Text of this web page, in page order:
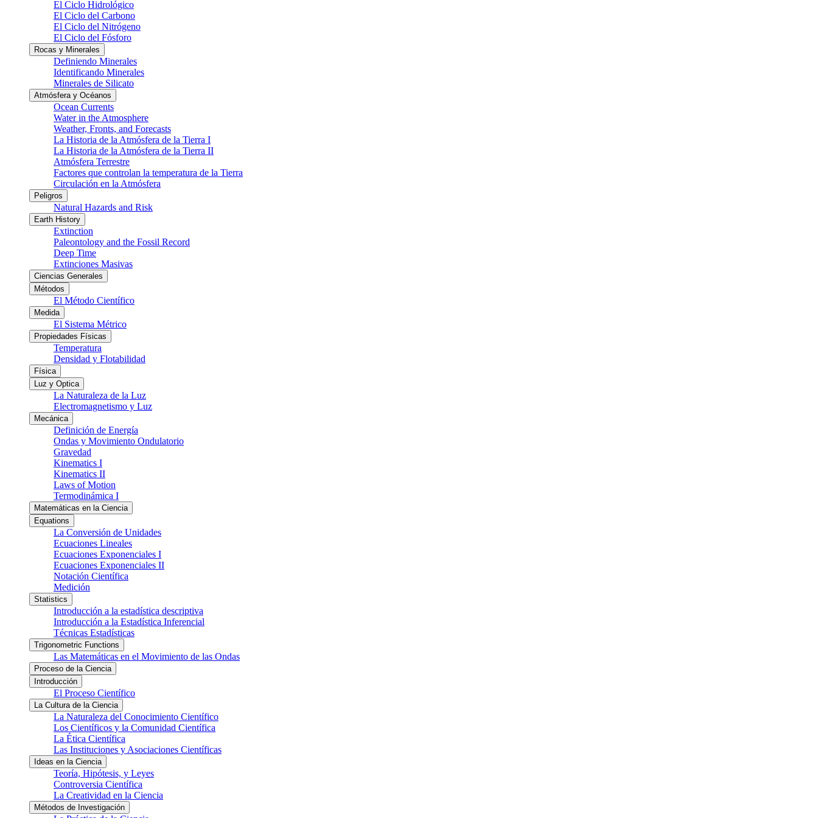
El Ciclo Hidrológico
El Ciclo del Carbono
El Ciclo del Nitrógeno
El Ciclo del Fósforo
Rocas y Minerales
Definiendo Minerales
Identificando Minerales
Minerales de Silicato
Atmósfera y Océanos
Ocean Currents
Water in the Atmosphere
Weather, Fronts, and Forecasts
La Historia de la Atmósfera de la Tierra I
La Historia de la Atmósfera de la Tierra II
Atmósfera Terrestre
Factores que controlan la temperatura de la Tierra
Circulación en la Atmósfera
Peligros
Natural Hazards and Risk
Earth History
Extinction
Paleontology and the Fossil Record
Deep Time
Extinciones Masivas
Ciencias Generales
Métodos
El Método Científico
Medida
El Sistema Métrico
Propiedades Físicas
Temperatura
Densidad y Flotabilidad
Física
Luz y Optica
La Naturaleza de la Luz
Electromagnetismo y Luz
Mecánica
Definición de Energía
Ondas y Movimiento Ondulatorio
Gravedad
Kinematics I
Kinematics II
Laws of Motion
Termodinámica I
Matemáticas en la Ciencia
Equations
La Conversión de Unidades
Ecuaciones Lineales
Ecuaciones Exponenciales I
Ecuaciones Exponenciales II
Notación Científica
Medición
Statistics
Introducción a la estadística descriptiva
Introducción a la Estadística Inferencial
Técnicas Estadísticas
Trigonometric Functions
Las Matemáticas en el Movimiento de las Ondas
Proceso de la Ciencia
Introducción
El Proceso Científico
La Cultura de la Ciencia
La Naturaleza del Conocimiento Científico
Los Científicos y la Comunidad Científica
La Ética Científica
Las Instituciones y Asociaciones Científicas
Ideas en la Ciencia
Teoría, Hipótesis, y Leyes
Controversia Científica
La Creatividad en la Ciencia
Métodos de Investigación